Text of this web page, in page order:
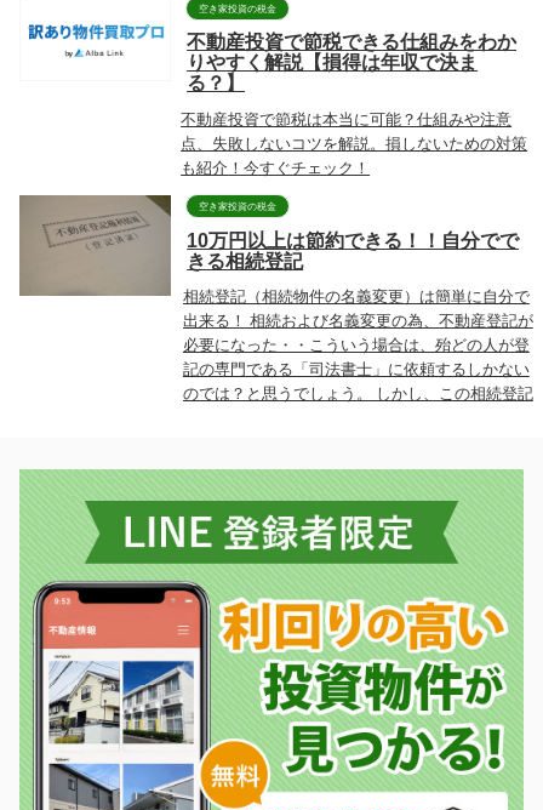
空き家投資の税金
不動産投資で節税できる仕組みをわか
りやすく解説【損得は年収で決ま
る？】
不動産投資で節税は本当に可能？仕組みや注意
点、失敗しないコツを解説。損しないための対策
も紹介！今すぐチェック！
空き家投資の税金
10万円以上は節約できる！！自分でで
きる相続登記
相続登記（相続物件の名義変更）は簡単に自分で
出来る！ 相続および名義変更の為、不動産登記が
必要になった・・こういう場合は、殆どの人が登
記の専門である「司法書士」に依頼するしかない
のでは？と思うでしょう。 しかし、この相続登記